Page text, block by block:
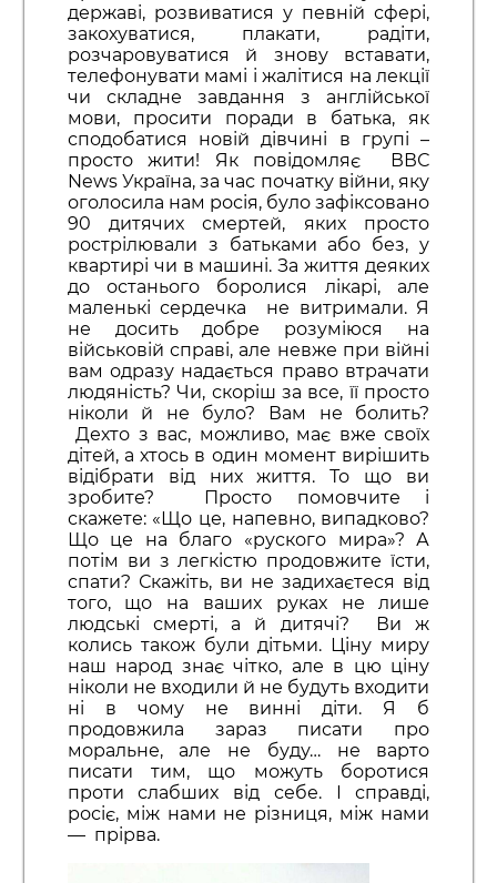
державі, розвиватися у певній сфері,
закохуватися, плакати, радіти,
розчаровуватися й знову вставати,
телефонувати мамі і жалітися на лекції
чи складне завдання з англійської
мови, просити поради в батька, як
сподобатися новій дівчині в групі –
просто жити! Як повідомляє ВВС
News Україна, за час початку війни, яку
оголосила нам росія, було зафіксовано
90 дитячих смертей, яких просто
рострілювали з батьками або без, у
квартирі чи в машині. За життя деяких
до останього боролися лікарі, але
маленькі сердечка не витримали. Я
не досить добре розуміюся на
військовій справі, але невже при війні
вам одразу надається право втрачати
людяність? Чи, скоріш за все, її просто
ніколи й не було? Вам не болить?
Дехто з вас, можливо, має вже своїх
дітей, а хтось в один момент вирішить
відібрати від них життя. То що ви
зробите? Просто помовчите і
скажете: «Що це, напевно, випадково?
Що це на благо «руского мира»? А
потім ви з легкістю продовжите їсти,
спати? Скажіть, ви не задихаєтеся від
того, що на ваших руках не лише
людські смерті, а й дитячі? Ви ж
колись також були дітьми. Ціну миру
наш народ знає чітко, але в цю ціну
ніколи не входили й не будуть входити
ні в чому не винні діти. Я б
продовжила зараз писати про
моральне, але не буду… не варто
писати тим, що можуть боротися
проти слабших від себе. І справді,
росіє, між нами не різниця, між нами
— прірва.